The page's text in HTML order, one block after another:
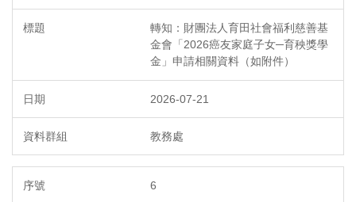
轉知：財團法人育田社會福利慈善基
金會「2026癌友家庭子女─育秧獎學
金」申請相關資料（如附件）
2026-07-21
教務處
6